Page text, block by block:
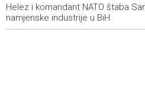
09:25
Kajganić i ambasador Irske
evropskom putu BiH
Helez i komandant NATO štaba
namjenske industrije u BiH